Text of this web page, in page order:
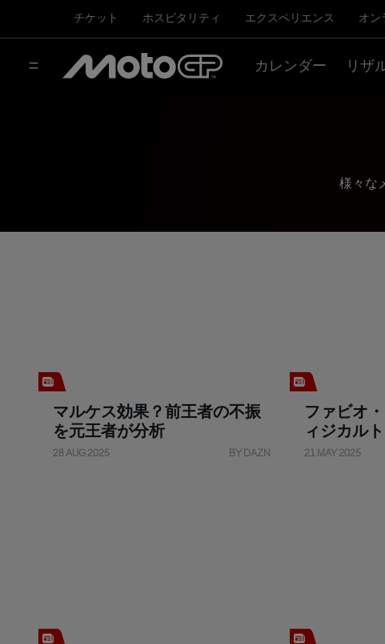
チケット ホスピタリティ エクスペリエンス オン
カレンダー リザ
様々な
マルケス効果？前王者の不振
を元王者が分析
28 AUG 2025 BY DAZN
ファビオ
ィジカル
21 MAY 2025